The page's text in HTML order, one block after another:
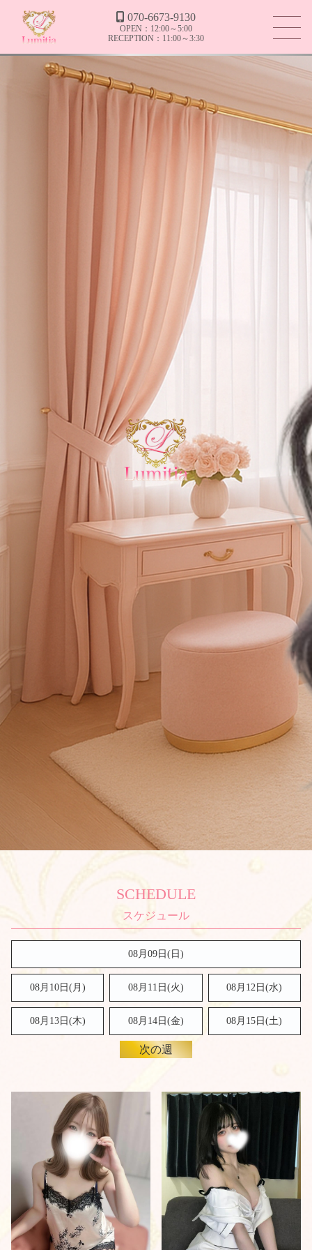
070-6673-9130
OPEN：12:00～5:00
RECEPTION：11:00～3:30
SCHEDULE
08月09日( 日 )
08月10日(月) 08月11日(火) 08月12日(水)
08月13日(木) 08月14日(金) 08月15日(土)
次の週